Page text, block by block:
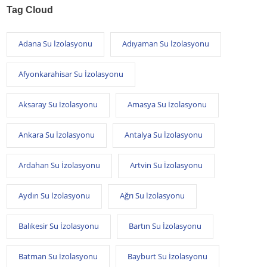
Tag Cloud
Adana Su İzolasyonu Adıyaman Su İzolasyonu
Afyonkarahisar Su İzolasyonu
Aksaray Su İzolasyonu Amasya Su İzolasyonu
Ankara Su İzolasyonu Antalya Su İzolasyonu
Ardahan Su İzolasyonu Artvin Su İzolasyonu
Aydın Su İzolasyonu Ağrı Su İzolasyonu
Balıkesir Su İzolasyonu Bartın Su İzolasyonu
Batman Su İzolasyonu Bayburt Su İzolasyonu